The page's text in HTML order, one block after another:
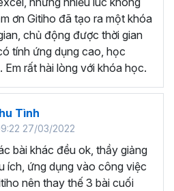
xử lý dữ liệu bao gồm tự động
viết biểu thức hóa học - toán
trùng lặp.
hàm, công thức bao gồm
viết hàm, đặt tên và sử dụng
thức tính toán theo thời gian
tháng, tuổi, ngày hết hạn
hàm và công thức nâng cao
ơn Gitiho đã tạo ra một khóa
chủ động được thời gian
tính ứng dụng cao, học
rất hài lòng với khóa học.
Tình
27/03/2022
bài khác đều ok, thầy giảng
ích, ứng dụng vào công việc
nên thay thế 3 bài cuối